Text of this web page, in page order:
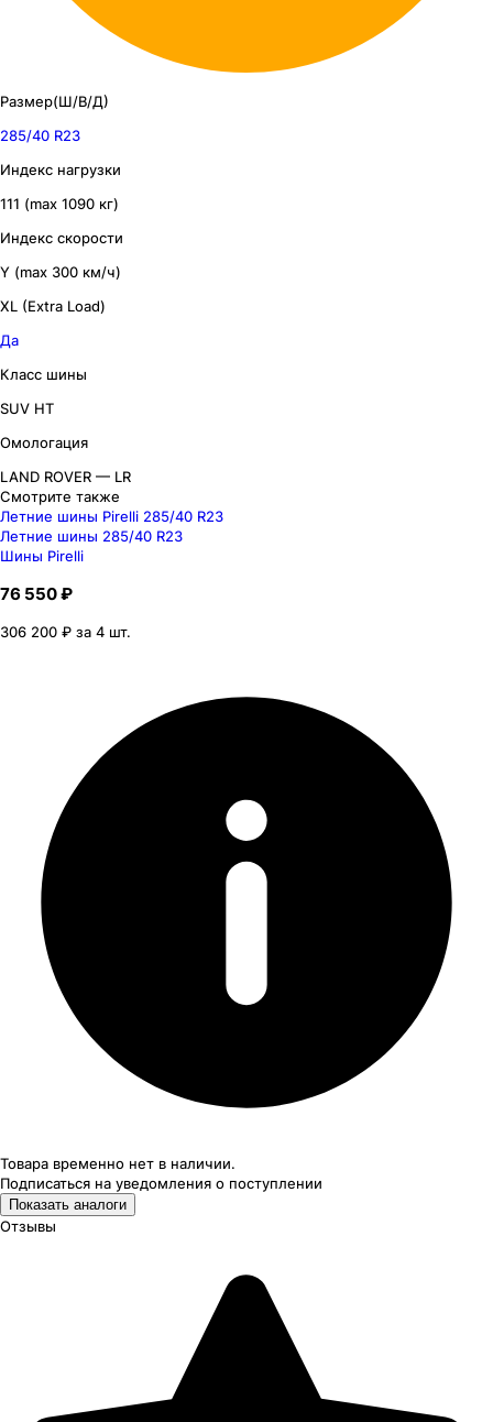
Размер(Ш/В/Д)
285/40 R23
Индекс нагрузки
111 (max 1090 кг)
Индекс скорости
Y (max 300 км/ч)
XL (Extra Load)
Да
Класс шины
SUV HT
Омологация
LAND ROVER — LR
Смотрите также
Летние шины Pirelli 285/40 R23
Летние шины 285/40 R23
Шины Pirelli
76 550 ₽
306 200 ₽ за 4 шт.
Товара временно нет в наличии.
Подписаться на уведомления о поступлении
Показать аналоги
Отзывы